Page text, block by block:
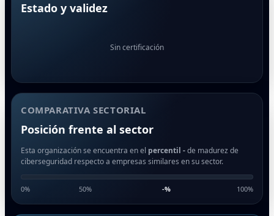
Estado y validez
Sin certificación
COMPARATIVA SECTORIAL
Posición frente al sector
Esta organización se encuentra en el percentil -de madurez de
ciberseguridad respecto a empresas similares en su sector.
0% 50% -% 100%